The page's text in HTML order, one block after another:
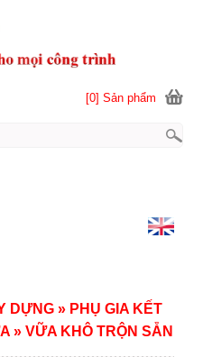
DỰNG » PHỤ GIA KẾT
» VỮA KHÔ TRỘN SẴN
[0] Sản phẩm